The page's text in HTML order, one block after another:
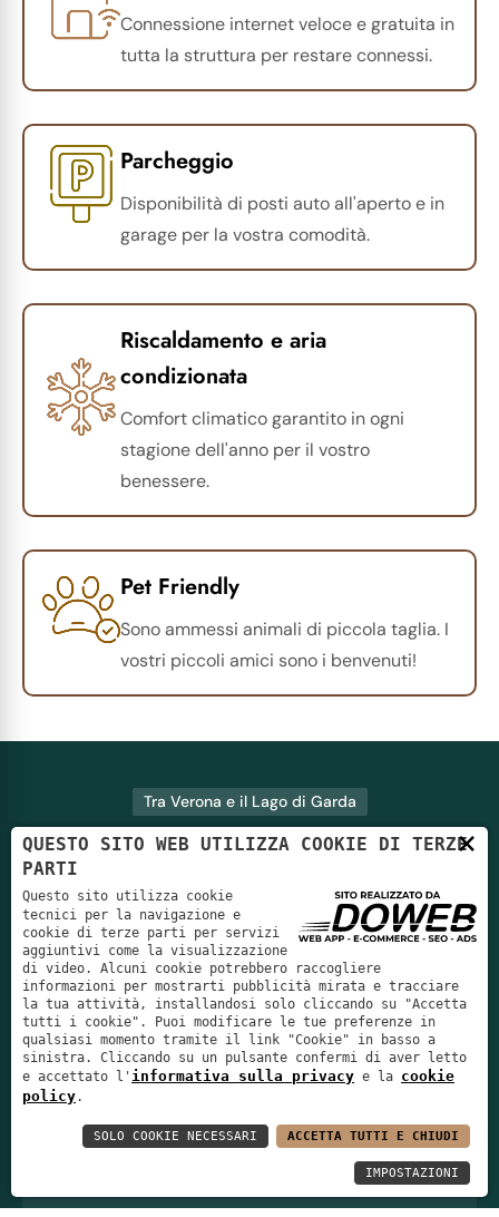
Connessione internet veloce e gratuita in
tutta la struttura per restare connessi.
Parcheggio
Disponibilità di posti auto all'aperto e in
garage per la vostra comodità.
Riscaldamento e aria
condizionata
Comfort climatico garantito in ogni
stagione dell'anno per il vostro
benessere.
Pet Friendly
Sono ammessi animali di piccola taglia. I
vostri piccoli amici sono i benvenuti!
Tra Verona e il Lago di Garda
Scegli l'appartamento perfetto
per il tuo soggiorno
Monolocale standard
Bilocale Standard
Bilocale Deluxe
×
QUESTO SITO WEB UTILIZZA COOKIE DI TERZE
PARTI
Questo sito utilizza cookie
tecnici per la navigazione e
cookie di terze parti per servizi
aggiuntivi come la visualizzazione
di video. Alcuni cookie potrebbero raccogliere
informazioni per mostrarti pubblicità mirata e tracciare
la tua attività, installandosi solo cliccando su "Accetta
tutti i cookie". Puoi modificare le tue preferenze in
qualsiasi momento tramite il link "Cookie" in basso a
sinistra. Cliccando su un pulsante confermi di aver letto
e accettato l' informativa sulla privacy e la cookie
policy.
ACCETTA TUTTI E CHIUDI
SOLO COOKIE NECESSARI
IMPOSTAZIONI